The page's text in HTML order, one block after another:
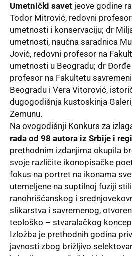
Umetnički savet jeove godine
Todor Mitrović, redovni
umetnosti i konservaciju; dr
umetnosti, naučna saradnica
Jović, redovni profesor na
umetnosti u Beogradu; dr
profesor na Fakultetu
Beogradu i Vera Vitorović,
dugogodišnja kustoskinja
Zemunu.
Na ovogodišnji Konkurs za
rada od 98 autora iz Srbije i
prethodnim izdanjima okupila
svoje različite ikonopisačke
fokus na portret na ikonama
utemeljene na suptilnoj fuziji
ranohrišćanskog i
slikarstva i savremenog,
teološko – stvaralačkog
Izložba je prethodnih godina
javnosti zbog brižljivo